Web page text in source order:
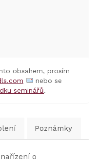
obsahem, prosím
nebo se
seminářů.
Poznámky
o